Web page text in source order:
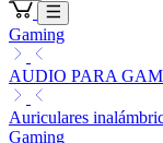
Gaming
AUDIO PARA
Auriculares
Gaming